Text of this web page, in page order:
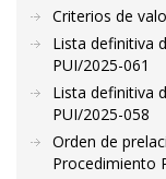
Criterios de
Lista definitiva
PUI/2025-061
Lista definitiva
PUI/2025-058
Orden de
Procedimiento